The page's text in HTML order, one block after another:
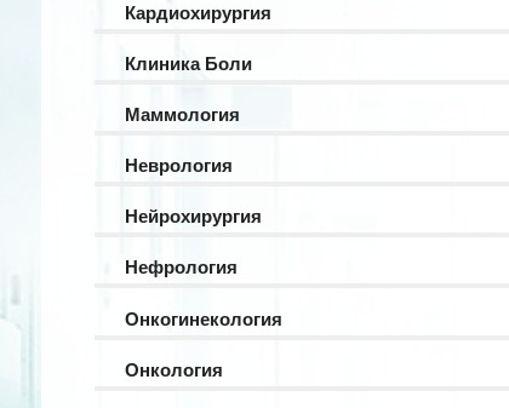
Кардиохирургия
Клиника Боли
Маммология
Неврология
Нейрохирургия
Нефрология
Онкогинекология
Онкология